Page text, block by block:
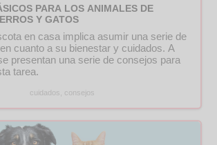
PARA LOS ANIMALES DE
Y GATOS
en casa implica asumir una serie de
cuanto a su bienestar y cuidados. A
presentan una serie de consejos para
tarea.
cuidados, consejos